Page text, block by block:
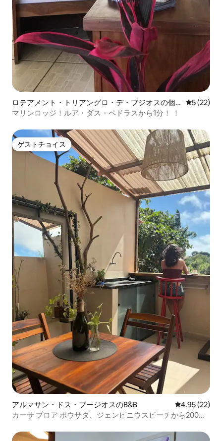
ロテアメント・トリアングロ・デ・ブジオスの個
室
レビュー
5 (22)
マリンロッジ！ルア・ダス・ペドラスから1分！ ！
ゲストチョイス
ゲストチョイス
アルマサン・ドス・ブージオスのB&B レビュー22
4.95 (22)
カーサ プロア ポウサダ、ジェンビニウスビーチから200m